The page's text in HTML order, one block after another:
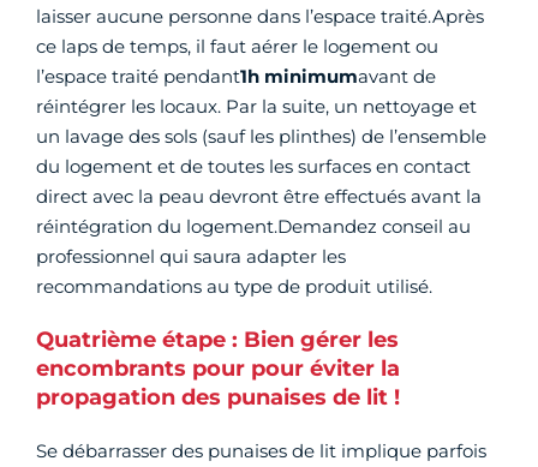
laisser aucune personne dans l’espace traité.Après
ce laps de temps, il faut aérer le logement ou
l’espace traité pendant1h minimumavant de
réintégrer les locaux. Par la suite, un nettoyage et
un lavage des sols (sauf les plinthes) de l’ensemble
du logement et de toutes les surfaces en contact
direct avec la peau devront être effectués avant la
réintégration du logement.Demandez conseil au
professionnel qui saura adapter les
recommandations au type de produit utilisé.
Quatrième étape : Bien gérer les
encombrants pour pour éviter la
propagation des punaises de lit !
Se débarrasser des punaises de lit implique parfois